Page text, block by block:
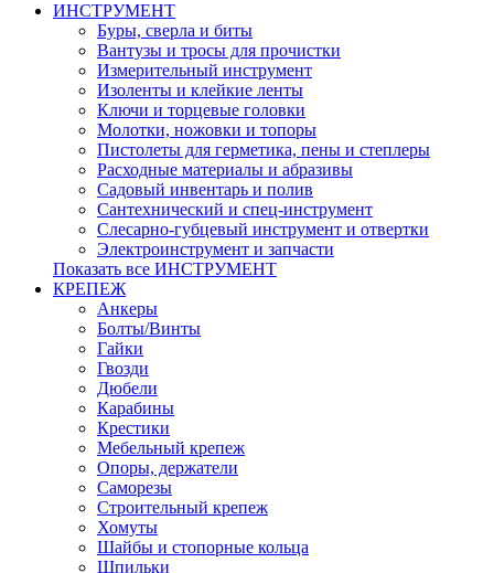
ИНСТРУМЕНТ
Буры, сверла и биты
Вантузы и тросы для прочистки
Измерительный инструмент
Изоленты и клейкие ленты
Ключи и торцевые головки
Молотки, ножовки и топоры
Пистолеты для герметика, пены и степлеры
Расходные материалы и абразивы
Садовый инвентарь и полив
Сантехнический и спец-инструмент
Слесарно-губцевый инструмент и отвертки
Электроинструмент и запчасти
Показать все ИНСТРУМЕНТ
КРЕПЕЖ
Анкеры
Болты/Винты
Гайки
Гвозди
Дюбели
Карабины
Крестики
Мебельный крепеж
Опоры, держатели
Саморезы
Строительный крепеж
Хомуты
Шайбы и стопорные кольца
Шпильки